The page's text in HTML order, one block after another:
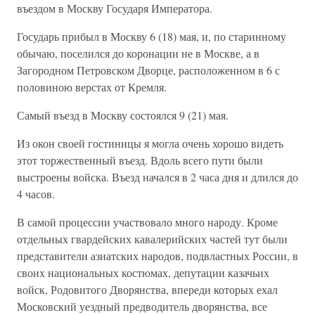
въездом в Москву Государя Императора.
Государь прибыл в Москву 6 (18) мая, и, по старинному
обычаю, поселился до коронации не в Москве, а в
Загородном Петровском Дворце, расположенном в 6 с
половиною верстах от Кремля.
Самый въезд в Москву состоялся 9 (21) мая.
Из окон своей гостиницы я могла очень хорошо видеть
этот торжественный въезд. Вдоль всего пути были
выстроены войска. Въезд начался в 2 часа дня и длился до
4 часов.
В самой процессии участвовало много народу. Кроме
отдельных гвардейских кавалерийских частей тут были
представители азиатских народов, подвластных России, в
своих национальных костюмах, депутации казачьих
войск, Родовитого Дворянства, впереди которых ехал
Московский уездный предводитель дворянства, все